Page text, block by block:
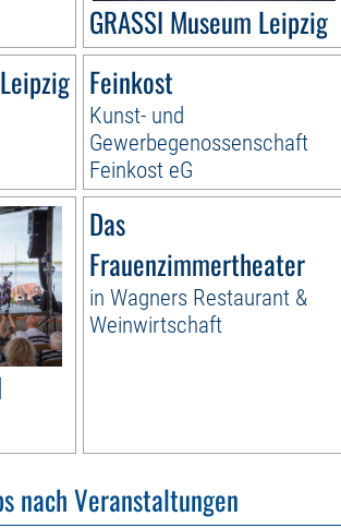
GRASSI Museum Leipzig
Feinkost
Kunst- und
Gewerbegenossenschaft
Feinkost eG
Das
Frauenzimmertheater
in Wagners Restaurant &
Weinwirtschaft
nach Veranstaltungen